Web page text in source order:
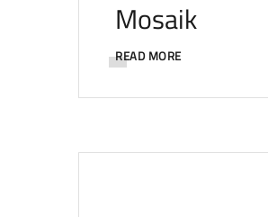
Mosaik
READ MORE